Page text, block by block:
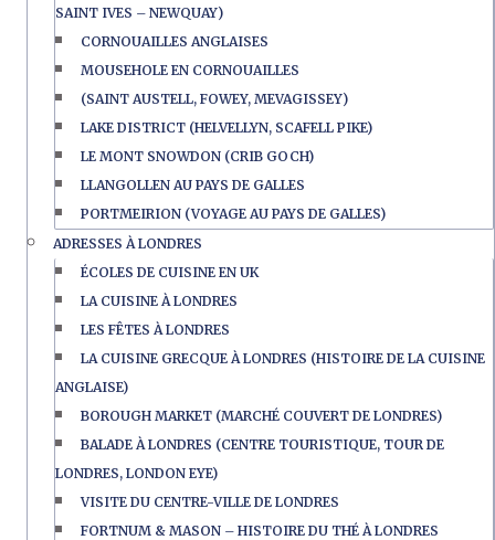
SAINT IVES – NEWQUAY)
CORNOUAILLES ANGLAISES
MOUSEHOLE EN CORNOUAILLES
(SAINT AUSTELL, FOWEY, MEVAGISSEY)
LAKE DISTRICT (HELVELLYN, SCAFELL PIKE)
LE MONT SNOWDON (CRIB GOCH)
LLANGOLLEN AU PAYS DE GALLES
PORTMEIRION (VOYAGE AU PAYS DE GALLES)
ADRESSES À LONDRES
ÉCOLES DE CUISINE EN UK
LA CUISINE À LONDRES
LES FÊTES À LONDRES
LA CUISINE GRECQUE À LONDRES (HISTOIRE DE LA CUISINE
ANGLAISE)
BOROUGH MARKET (MARCHÉ COUVERT DE LONDRES)
BALADE À LONDRES (CENTRE TOURISTIQUE, TOUR DE
LONDRES, LONDON EYE)
VISITE DU CENTRE-VILLE DE LONDRES
FORTNUM & MASON – HISTOIRE DU THÉ À LONDRES